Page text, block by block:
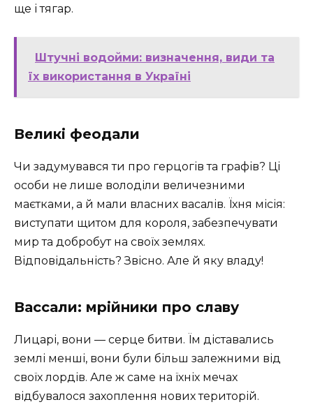
ще і тягар.
Штучні водойми: визначення, види та
їх використання в Україні
Великі феодали
Чи задумувався ти про герцогів та графів? Ці
особи не лише володіли величезними
маєтками, а й мали власних васалів. Їхня місія:
виступати щитом для короля, забезпечувати
мир та добробут на своїх землях.
Відповідальність? Звісно. Але й яку владу!
Вассали: мрійники про славу
Лицарі, вони — серце битви. Їм діставались
землі менші, вони були більш залежними від
своїх лордів. Але ж саме на їхніх мечах
відбувалося захоплення нових територій.